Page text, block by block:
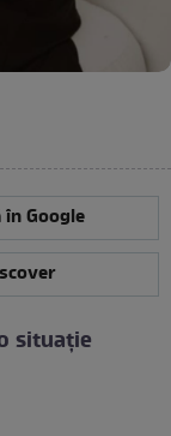
Google
situație